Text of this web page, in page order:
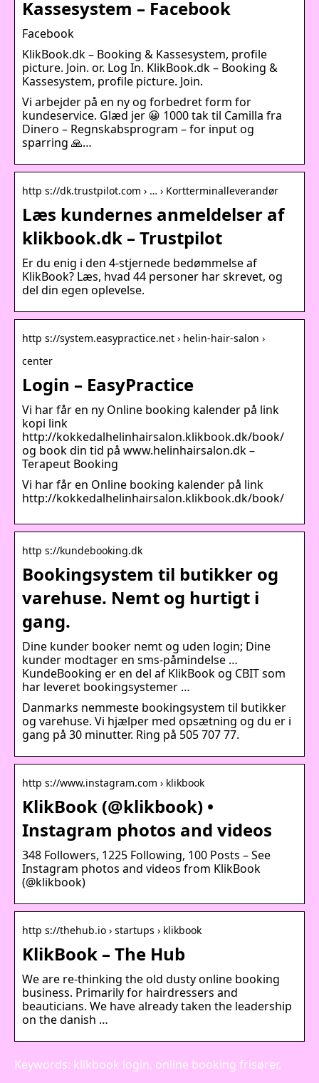
Kassesystem – Facebook
Facebook
KlikBook.dk – Booking & Kassesystem, profile
picture. Join. or. Log In. KlikBook.dk – Booking &
Kassesystem, profile picture. Join.
Vi arbejder på en ny og forbedret form for
kundeservice. Glæd jer 😀 1000 tak til Camilla fra
Dinero – Regnskabsprogram – for input og
sparring 🙏…
http s://dk.trustpilot.com › … › Kortterminalleverandør
Læs kundernes anmeldelser af
klikbook.dk – Trustpilot
Er du enig i den 4-stjernede bedømmelse af
KlikBook? Læs, hvad 44 personer har skrevet, og
del din egen oplevelse.
http s://system.easypractice.net › helin-hair-salon ›
center
Login – EasyPractice
Vi har får en ny Online booking kalender på link
kopi link
http://kokkedalhelinhairsalon.klikbook.dk/book/
og book din tid på www.helinhairsalon.dk –
Terapeut Booking
Vi har får en Online booking kalender på link
http://kokkedalhelinhairsalon.klikbook.dk/book/
http s://kundebooking.dk
Bookingsystem til butikker og
varehuse. Nemt og hurtigt i
gang.
Dine kunder booker nemt og uden login; Dine
kunder modtager en sms-påmindelse …
KundeBooking er en del af KlikBook og CBIT som
har leveret bookingsystemer …
Danmarks nemmeste bookingsystem til butikker
og varehuse. Vi hjælper med opsætning og du er i
gang på 30 minutter. Ring på 505 707 77.
http s://www.instagram.com › klikbook
KlikBook (@klikbook) •
Instagram photos and videos
348 Followers, 1225 Following, 100 Posts – See
Instagram photos and videos from KlikBook
(@klikbook)
http s://thehub.io › startups › klikbook
KlikBook – The Hub
We are re-thinking the old dusty online booking
business. Primarily for hairdressers and
beauticians. We have already taken the leadership
on the danish …
Keywords: klikbook login, online booking frisører,